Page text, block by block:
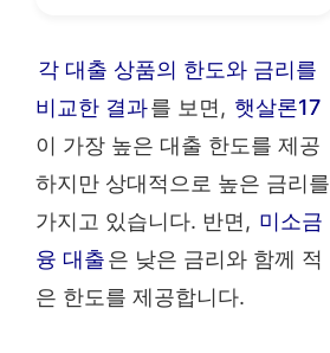
각 대출 상품의 한도와 금리를
비교한 결과를 보면, 햇살론17
이 가장 높은 대출 한도를 제공
하지만 상대적으로 높은 금리를
가지고 있습니다. 반면, 미소금
융 대출은 낮은 금리와 함께 적
은 한도를 제공합니다.